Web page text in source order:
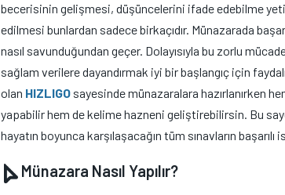
becerisinin gelişmesi, düşüncelerini ifade edebilme
edilmesi bunlardan sadece birkaçıdır. Münazarada
nasıl savunduğundan geçer. Dolayısıyla bu zorlu
sağlam verilere dayandırmak iyi bir başlangıç için
olan HIZLIGO sayesinde münazaralara hazırlanırken
yapabilir hem de kelime hazneni geliştirebilirsin. Bu
hayatın boyunca karşılaşacağın tüm sınavların
Münazara Nasıl Yapılır?